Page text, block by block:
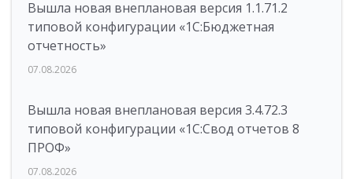
Вышла новая внеплановая версия 1.1.71.2
типовой конфигурации «1C:Бюджетная
отчетность»
07.08.2026
Вышла новая внеплановая версия 3.4.72.3
типовой конфигурации «1C:Свод отчетов 8
ПРОФ»
07.08.2026